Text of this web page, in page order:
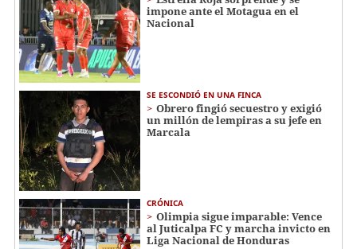
impone ante el Motagua en el
Nacional
SE ESCONDIÓ EN UNA FINCA
Obrero fingió secuestro y exigió
un millón de lempiras a su jefe en
Marcala
CRÓNICA
Olimpia sigue imparable: Vence
al Juticalpa FC y marcha invicto en
Liga Nacional de Honduras